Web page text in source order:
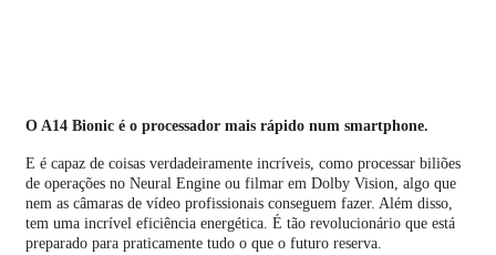
O A14 Bionic é o processador mais rápido num smartphone.
E é capaz de coisas verdadeiramente incríveis, como processar biliões
de operações no Neural Engine ou filmar em Dolby Vision, algo que
nem as câmaras de vídeo profissionais conseguem fazer. Além disso,
tem uma incrível eficiência energética. É tão revolucio­nário que está
preparado para praticamente tudo o que o futuro reserva.